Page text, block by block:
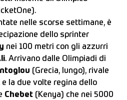
nelle scorse settimane, è
dello sprinter
nei 100 metri con gli azzurri
. Arrivano dalle Olimpiadi di
(Grecia, lungo), rivale
la due volte regina dello
Chebet (Kenya) che nei 5000